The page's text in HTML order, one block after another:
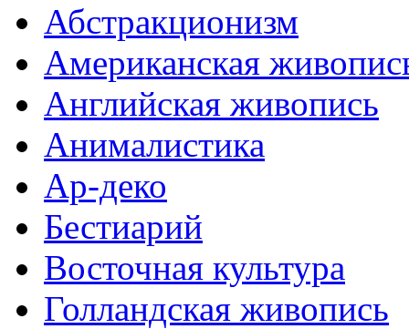
Абстракционизм
Американская
Английская живопись
Анималистика
Ар-деко
Бестиарий
Восточная культура
Голландская живопись